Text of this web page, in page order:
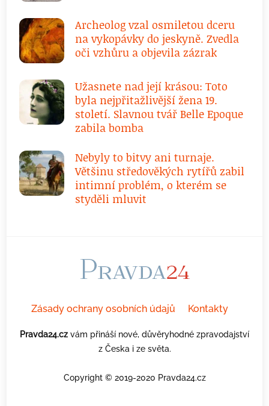
Archeolog vzal osmiletou dceru
na vykopávky do jeskyně. Zvedla
oči vzhůru a objevila zázrak
Užasnete nad její krásou: Toto
byla nejpřitažlivější žena 19.
století. Slavnou tvář Belle Epoque
zabila bomba
Nebyly to bitvy ani turnaje.
Většinu středověkých rytířů zabil
intimní problém, o kterém se
styděli mluvit
Zásady ochrany osobních údajů Kontakty
Pravda24.cz vám přináší nové, důvěryhodné zpravodajství
z Česka i ze světa.
Copyright © 2019-2020 Pravda24.cz